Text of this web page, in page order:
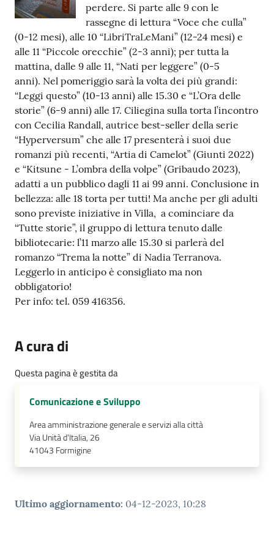
gli
argomenti...
Seguici
su
perdere. Si parte alle 9 con le
rassegne di lettura “Voce che culla”
(0-12 mesi), alle 10 “LibriTraLeMani” (12-24 mesi) e
alle 11 “Piccole orecchie” (2-3 anni); per tutta la
mattina, dalle 9 alle 11, “Nati per leggere” (0-5
anni). Nel pomeriggio sarà la volta dei più grandi:
“Leggi questo” (10-13 anni) alle 15.30 e “L’Ora delle
storie” (6-9 anni) alle 17. Ciliegina sulla torta l’incontro
con Cecilia Randall, autrice best-seller della serie
“Hyperversum” che alle 17 presenterà i suoi due
romanzi più recenti, “Artia di Camelot” (Giunti 2022)
e “Kitsune - L’ombra della volpe” (Gribaudo 2023),
adatti a un pubblico dagli 11 ai 99 anni. Conclusione in
bellezza: alle 18 torta per tutti! Ma anche per gli adulti
sono previste iniziative in Villa, a cominciare da
“Tutte storie”, il gruppo di lettura tenuto dalle
bibliotecarie: l’11 marzo alle 15.30 si parlerà del
romanzo “Trema la notte” di Nadia Terranova.
Leggerlo in anticipo è consigliato ma non
obbligatorio!
Per info: tel. 059 416356.
A cura di
Questa pagina è gestita da
Comunicazione e Sviluppo
Area amministrazione generale e servizi alla città
Via Unità d'Italia, 26
41043 Formigine
Ultimo aggiornamento: 04-12-2023, 10:28